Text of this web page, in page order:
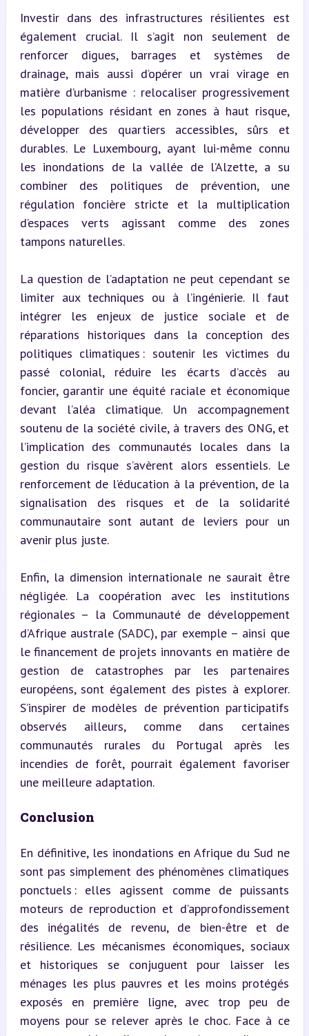
Investir dans des infrastructures résilientes est
également crucial. Il s’agit non seulement de
renforcer digues, barrages et systèmes de
drainage, mais aussi d’opérer un vrai virage en
matière d’urbanisme : relocaliser progressivement
les populations résidant en zones à haut risque,
développer des quartiers accessibles, sûrs et
durables. Le Luxembourg, ayant lui-même connu
les inondations de la vallée de l’Alzette, a su
combiner des politiques de prévention, une
régulation foncière stricte et la multiplication
d’espaces verts agissant comme des zones
tampons naturelles.
La question de l’adaptation ne peut cependant se
limiter aux techniques ou à l’ingénierie. Il faut
intégrer les enjeux de justice sociale et de
réparations historiques dans la conception des
politiques climatiques : soutenir les victimes du
passé colonial, réduire les écarts d’accès au
foncier, garantir une équité raciale et économique
devant l’aléa climatique. Un accompagnement
soutenu de la société civile, à travers des ONG, et
l’implication des communautés locales dans la
gestion du risque s’avèrent alors essentiels. Le
renforcement de l’éducation à la prévention, de la
signalisation des risques et de la solidarité
communautaire sont autant de leviers pour un
avenir plus juste.
Enfin, la dimension internationale ne saurait être
négligée. La coopération avec les institutions
régionales – la Communauté de développement
d’Afrique australe (SADC), par exemple – ainsi que
le financement de projets innovants en matière de
gestion de catastrophes par les partenaires
européens, sont également des pistes à explorer.
S’inspirer de modèles de prévention participatifs
observés ailleurs, comme dans certaines
communautés rurales du Portugal après les
incendies de forêt, pourrait également favoriser
une meilleure adaptation.
Conclusion
En définitive, les inondations en Afrique du Sud ne
sont pas simplement des phénomènes climatiques
ponctuels : elles agissent comme de puissants
moteurs de reproduction et d’approfondissement
des inégalités de revenu, de bien-être et de
résilience. Les mécanismes économiques, sociaux
et historiques se conjuguent pour laisser les
ménages les plus pauvres et les moins protégés
exposés en première ligne, avec trop peu de
moyens pour se relever après le choc. Face à ce